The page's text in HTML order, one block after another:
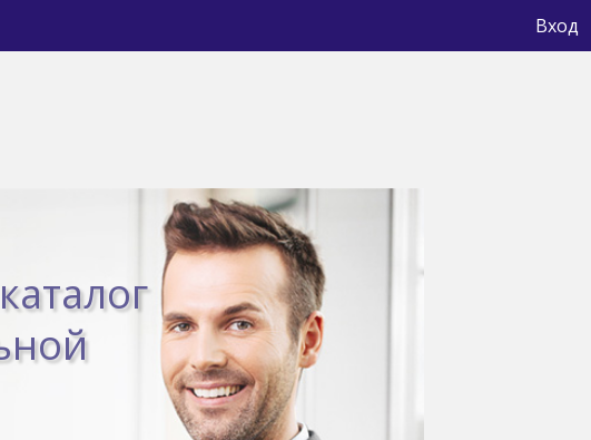
Вход